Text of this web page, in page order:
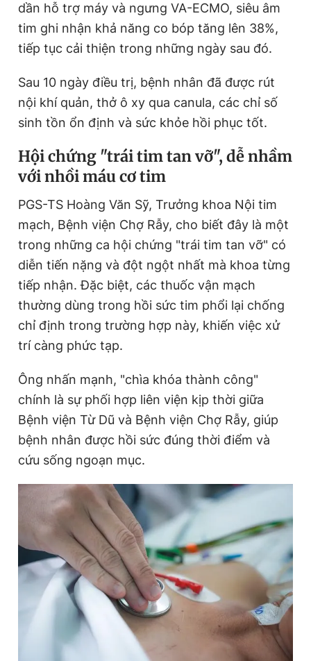
dần hỗ trợ máy và ngưng VA-ECMO, siêu âm
tim ghi nhận khả năng co bóp tăng lên 38%,
tiếp tục cải thiện trong những ngày sau đó.
Sau 10 ngày điều trị, bệnh nhân đã được rút
nội khí quản, thở ô xy qua canula, các chỉ số
sinh tồn ổn định và sức khỏe hồi phục tốt.
Hội chứng "trái tim tan vỡ", dễ nhầm
với nhồi máu cơ tim
PGS-TS Hoàng Văn Sỹ, Trưởng khoa Nội tim
mạch, Bệnh viện Chợ Rẫy, cho biết đây là một
trong những ca hội chứng "trái tim tan vỡ" có
diễn tiến nặng và đột ngột nhất mà khoa từng
tiếp nhận. Đặc biệt, các thuốc vận mạch
thường dùng trong hồi sức tim phổi lại chống
chỉ định trong trường hợp này, khiến việc xử
trí càng phức tạp.
Ông nhấn mạnh, "chìa khóa thành công"
chính là sự phối hợp liên viện kịp thời giữa
Bệnh viện Từ Dũ và Bệnh viện Chợ Rẫy, giúp
bệnh nhân được hồi sức đúng thời điểm và
cứu sống ngoạn mục.